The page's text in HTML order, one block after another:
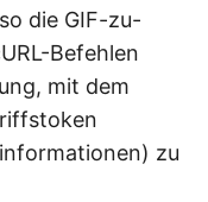
die GIF-zu-
Befehlen
mit dem
zu